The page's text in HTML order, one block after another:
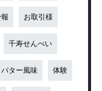
お取引様
千寿せんべい
バター風味 体験